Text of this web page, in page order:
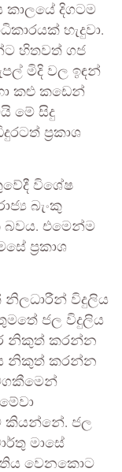
කාලයේ දිගටම
හැදුවා.
හිතවත් ගජ
මිදි වල ඉඳන්
කළු කඩෙන්
මේ සිදු
ප්‍රකාශ
විශේෂ
බැංකු
බවය. එමෙන්ම
ප්‍රකාශ
නිලධාරීන් විදුලිය
ජල විදුලිය
නිකුත් කරන්න
නිකුත් කරන්න
කියන්නේ. ජල
මාසේ
වෙනකොට